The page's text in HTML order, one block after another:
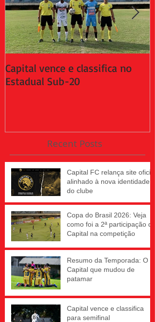
Capital vence e classifica no
Estadual Sub-20
Recent Posts
Capital FC relança site oficial
alinhado à nova identidade
do clube
Copa do Brasil 2026: Veja
como foi a 2ª participação do
Capital na competição
Resumo da Temporada: O
Capital que mudou de
patamar
Capital vence e classifica
para semifinal